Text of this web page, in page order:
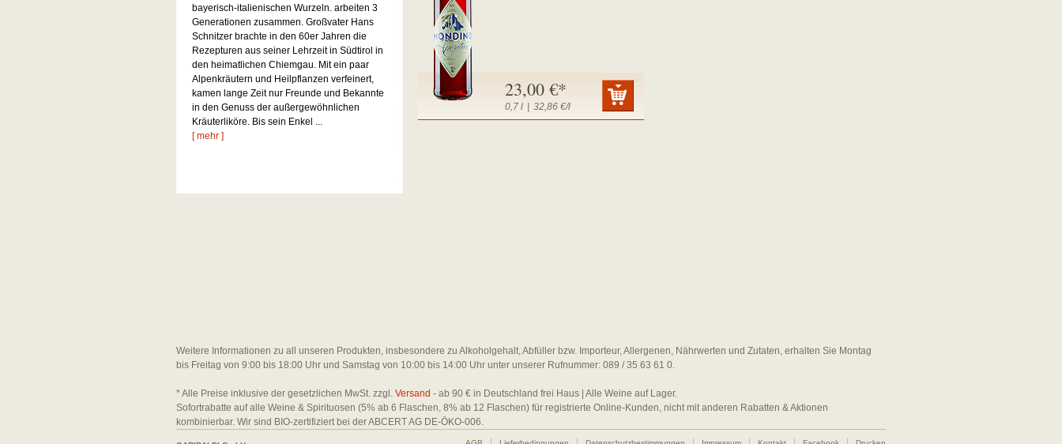
23,00 €*
0,7 l 32,86 €/l
bayerisch-italienischen Wurzeln. arbeiten 3
Generationen zusammen. Großvater Hans
Schnitzer brachte in den 60er Jahren die
Rezepturen aus seiner Lehrzeit in Südtirol in
den heimatlichen Chiemgau. Mit ein paar
Alpenkräutern und Heilpflanzen verfeinert,
kamen lange Zeit nur Freunde und Bekannte
in den Genuss der außergewöhnlichen
Kräuterliköre. Bis sein Enkel ...
[ mehr ]
Weitere Informationen zu all unseren Produkten, insbesondere zu Alkoholgehalt, Abfüller bzw. Importeur, Allergenen, Nährwerten und Zutaten, erhalten Sie Montag
bis Freitag von 9:00 bis 18:00 Uhr und Samstag von 10:00 bis 14:00 Uhr unter unserer Rufnummer: 089 / 35 63 61 0.
* Alle Preise inklusive der gesetzlichen MwSt. zzgl. Versand - ab 90 € in Deutschland frei Haus | Alle Weine auf Lager.
Sofortrabatte auf alle Weine & Spirituosen (5% ab 6 Flaschen, 8% ab 12 Flaschen) für registrierte Online-Kunden, nicht mit anderen Rabatten & Aktionen
kombinierbar. Wir sind BIO-zertifiziert bei der ABCERT AG DE-ÖKO-006.